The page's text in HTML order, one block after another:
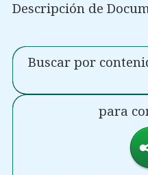
Descripción de
Buscar por
para